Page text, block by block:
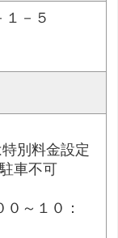
－５
別料金設定
車不可
～１０：